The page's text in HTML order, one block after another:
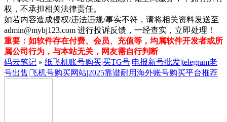
权，不承担相关法律责任。
如若内容造成侵权/违法违规/事实不符，请将相关资料发送至
admin@mybj123.com 进行投诉反馈，一经查实，立即处理！
重要：如软件存在付费、会员、充值等，均属软件开发者或所
属公司行为，与本站无关，网友需自行判断
码云笔记 » 纸飞机账号购买|买TG号|电报新号批发|telegram老
号出售|飞机号购买网站|2025靠谱耐用海外账号购买平台推荐